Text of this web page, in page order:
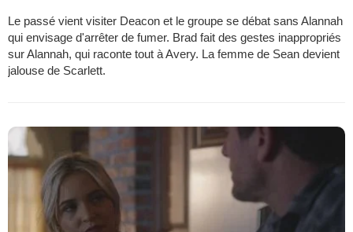
Le passé vient visiter Deacon et le groupe se débat sans Alannah
qui envisage d'arrêter de fumer. Brad fait des gestes inappropriés
sur Alannah, qui raconte tout à Avery. La femme de Sean devient
jalouse de Scarlett.